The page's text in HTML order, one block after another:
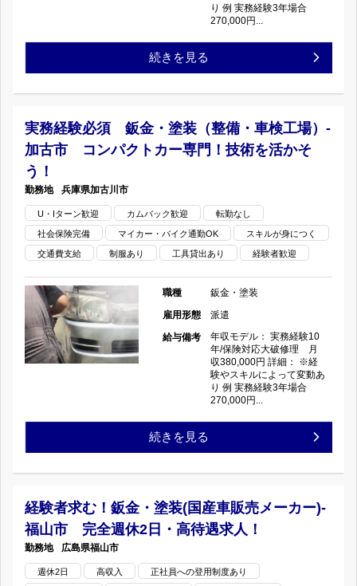
装
仕
事！
い
社
で
を
磨
き
の
検
工
場)-
大
区
あ
験
を
活
か
し
り 例 実務経験3年場合
270,000円...
実
経
験
募
集
鈑
金・
備・
車
検
工
場）-
続きを見る
実務経験必須 鈑金・塗装（整備・車検工場）-
加古市 コンパクトカー専門！技術を活かそ
う！
兵庫県加古川市
U・Iターン歓迎 カムバック歓迎 転勤なし
社会保険完備 マイカー・バイク通勤OK スキルが身につく
交通費支給 制服あり 工具貸出あり 経験者歓迎
職種
鈑金・塗装
雇用形態
派遣
給与備考
年収モデル： 実務経験10
年/保険対応大破修理 月
収380,000円 詳細： ※経
験やスキルによって変動あ
り 例 実務経験3年場合
270,000円...
実
経
験
必
続きを見る
経験者求む！鈑金・塗装(国産車販売メーカー)-
福山市 完全週休2日・高待遇求人！
広島県福山市
週休2日 高収入 正社員への登用制度あり